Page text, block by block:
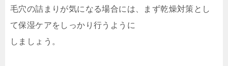
毛穴の詰まりが気になる場合には、まず乾燥対策とし
て保湿ケアをしっかり行うように
しましょう。